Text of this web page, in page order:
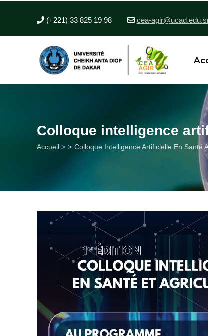
(+221) 33 825 19 98 cea-
Colloque intelligence
Fil
Accueil > Colloque Intelligence Artificielle En Santé